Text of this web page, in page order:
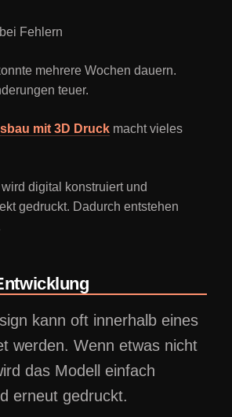
Fehlern
mehrere Wochen dauern.
teuer.
mit 3D Druck macht vieles
digital konstruiert und
gedruckt. Dadurch entstehen
kann oft innerhalb eines
werden. Wenn etwas nicht
das Modell einfach
erneut gedruckt.